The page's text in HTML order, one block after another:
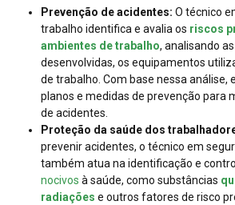
Prevenção de acidentes: O técnico
trabalho identifica e avalia os riscos
ambientes de trabalho, analisando
desenvolvidas, os equipamentos
de trabalho. Com base nessa análise,
planos e medidas de prevenção para
de acidentes.
Proteção da saúde dos
prevenir acidentes, o técnico em
também atua na identificação e
nocivos à saúde, como substâncias
radiações e outros fatores de risco